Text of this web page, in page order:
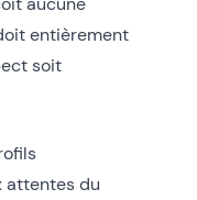
entièrement
soit
attentes du